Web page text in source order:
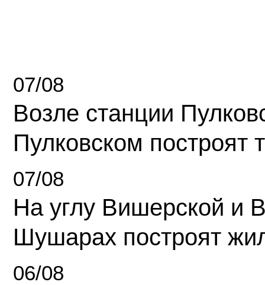
07/08
Возле станции
Пулковском построят
07/08
На углу Вишерской и
Шушарах построят
06/08